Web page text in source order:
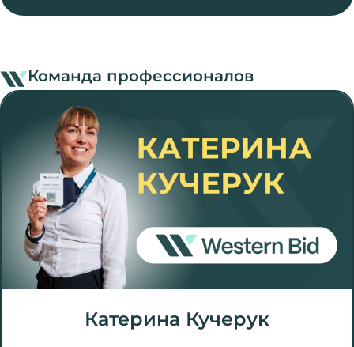
Команда профессионалов
Катерина Кучерук